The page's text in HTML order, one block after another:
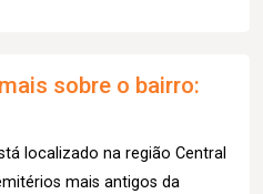
sobre o bairro:
localizado na região Central
mais antigos da